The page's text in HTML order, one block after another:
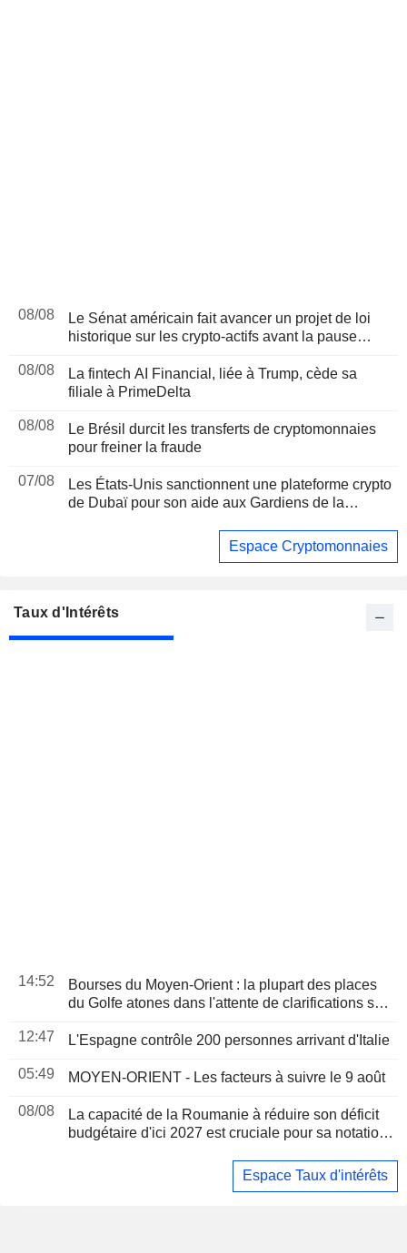
08/08
Le Sénat américain fait avancer un projet de loi
historique sur les crypto-actifs avant la pause
08/08
La fintech AI Financial, liée à Trump, cède sa
filiale à PrimeDelta
08/08
Le Brésil durcit les transferts de cryptomonnaies
pour freiner la fraude
07/08
Les États-Unis sanctionnent une plateforme crypto
de Dubaï pour son aide aux Gardiens de la
Espace Cryptomonnaies
Taux d'Intérêts
14:52
Bourses du Moyen-Orient : la plupart des places
du Golfe atones dans l'attente de clarifications sur
12:47
L'Espagne contrôle 200 personnes arrivant d'Italie
05:49 MOYEN-ORIENT - Les facteurs à suivre le 9 août
08/08
La capacité de la Roumanie à réduire son déficit
budgétaire d'ici 2027 est cruciale pour sa notation,
Espace Taux d'intérêts